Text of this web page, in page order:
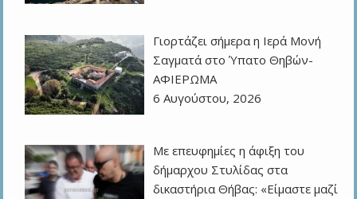
Γιορτάζει σήμερα η Ιερά Μονή
Σαγματά στο Ύπατο Θηβών-
ΑΦΙΕΡΩΜΑ
6 Αυγούστου, 2026
Με επευφημίες η άφιξη του
δήμαρχου Στυλίδας στα
δικαστήρια Θήβας: «Είμαστε μαζί